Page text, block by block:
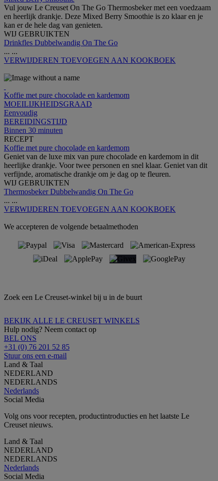
Vul jouw Le Creuset On The Go Thermosbeker met een voedzaam
en heerlijk drankje. Deze Mixed Berry Smoothie is zo klaar en je
kan er de hele dag van genieten.
WIJ GEBRUIKTEN
Drinkfles Dubbelwandig On The Go
... ...
VERWIJDEREN TOEVOEGEN AAN KOOKBOEK
Koffie met pure chocolade en kardemom
MOEILIJKHEIDSGRAAD
Eenvoudig
BEREIDINGSTIJD
Binnen 30 minuten
RECEPT
Koffie met pure chocolade en kardemom
Geniet van de luxe mix van pure chocolade en kardemom in dit
heerlijke drankje. Voor twee personen en snel klaar. Geniet van dit
verfijnde, aromatische drankje om je dag op te fleuren.
WIJ GEBRUIKTEN
Thermosbeker Dubbelwandig On The Go
... ...
VERWIJDEREN TOEVOEGEN AAN KOOKBOEK
We accepteren de volgende betaalmethoden
Zoek een Le Creuset-winkel bij u in de buurt
BEKIJK ALLE LE CREUSET WINKELS
Hulp nodig? Neem contact op
BEL ONS
+31 (0) 76 201 52 85
Stuur ons een e-mail
Land & Taal
NEDERLAND
NEDERLANDS
Nederlands
Social Media
Volg ons voor recepten, productintroducties en het laatste Le
Creuset nieuws.
Land & Taal
NEDERLAND
NEDERLANDS
Nederlands
Social Media